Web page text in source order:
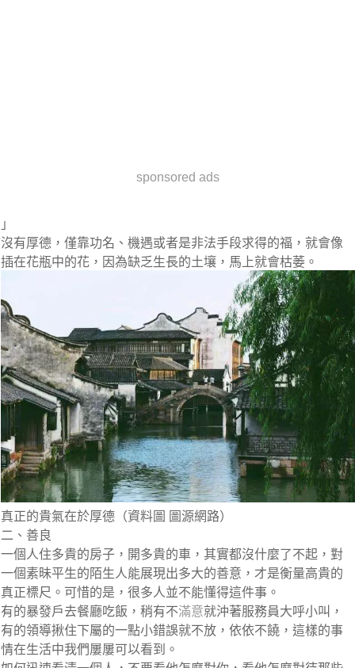
sponsored ads
」
沒有厚德，僅靠功名、機遇或者是非法手段求得的福，就會像
插在花瓶中的花，因為缺乏生長的土壤，馬上就會枯萎。
真正的貴氣在於厚德（資料圖 圖源網路）
二、善良
一個人住多貴的房子，開多貴的車，其實都沒什麼了不起，對
一個素昧平生的陌生人能展現出多大的善意，才是衡量高貴的
真正標尺。可惜的是，很多人並不能懂得這件事。
有的暴發戶去餐廳吃飯，稍有不滿意就沖著服務員大呼小叫，
有的領導揪住下屬的一點小錯誤就不放，依依不饒，這樣的事
情在生活中我們屢屢可以看到。